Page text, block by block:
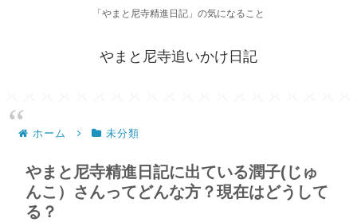
「やまと尼寺精進日記」の気になること
やまと尼寺追いかけ日記
ホーム 未分類
やまと尼寺精進日記に出ている潤子(じゅ
んこ）さんってどんな方？現在はどうして
る？